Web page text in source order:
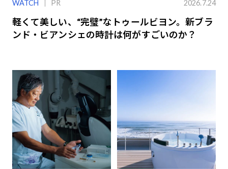
WATCH PR 2026.7.24
軽くて美しい、“完璧”なトゥールビヨン。新ブラ
ンド・ビアンシェの時計は何がすごいのか？